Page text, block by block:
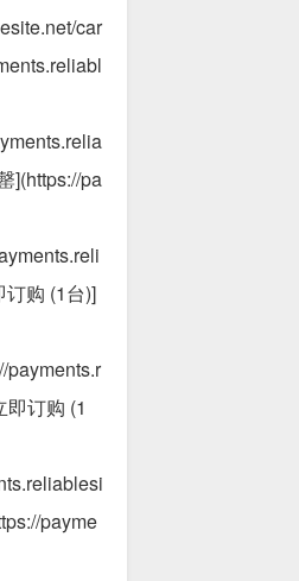
car
](https://pa
购 (1台)]
payments.r
订购 (1
payme